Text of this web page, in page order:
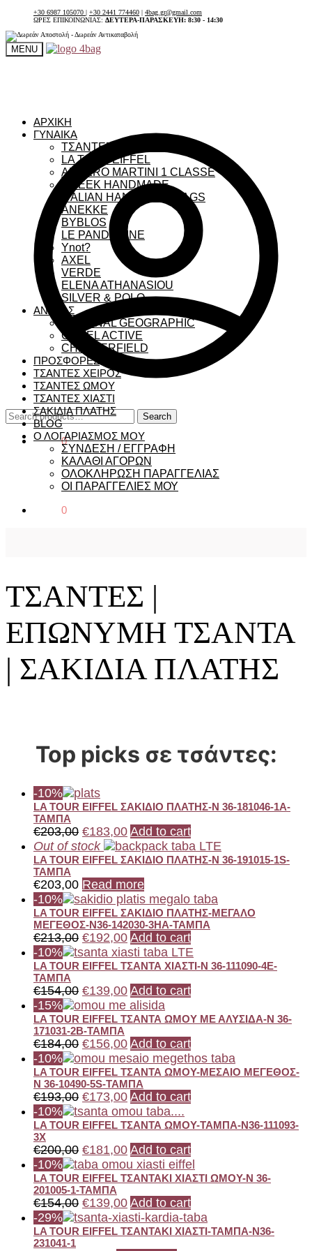
+30 6987 105070 | +30 2441 774460 | 4bag.gr@gmail.com
ΩΡΕΣ ΕΠΙΚΟΙΝΩΝΙΑΣ: ΔΕΥΤΕΡΑ-ΠΑΡΑΣΚΕΥΗ: 8:30 - 14:30
MENU
Search
for:
Search
€0,00 0
ΑΡΧΙΚΗ
ΓΥΝΑΙΚΑ
ΤΣΑΝΤΕΣ ΓΥΝΑΙΚΕΙΕΣ
LA TOUR EIFFEL
ALVIERO MARTINI 1 CLASSE
GREEK HANDMADE
ITALIAN HANDMADE BAGS
ANEKKE
BYBLOS
LE PANDORINE
Ynot?
AXEL
VERDE
ELENA ATHANASIOU
SILVER & POLO
ΑΝΔΡΑΣ
NATIONAL GEOGRAPHIC
CAMEL ACTIVE
CHESTERFIELD
ΠΡΟΣΦΟΡΕΣ
ΤΣΑΝΤΕΣ ΧΕΙΡΟΣ
ΤΣΑΝΤΕΣ ΩΜΟΥ
ΤΣΑΝΤΕΣ ΧΙΑΣΤΙ
ΣΑΚΙΔΙΑ ΠΛΑΤΗΣ
BLOG
Ο ΛΟΓΑΡΙΑΣΜΟΣ ΜΟΥ
ΣΥΝΔΕΣΗ / ΕΓΓΡΑΦΗ
ΚΑΛΑΘΙ ΑΓΟΡΩΝ
ΟΛΟΚΛΗΡΩΣΗ ΠΑΡΑΓΓΕΛΙΑΣ
ΟΙ ΠΑΡΑΓΓΕΛΙΕΣ ΜΟΥ
0
ΤΣΑΝΤΕΣ |
ΕΠΩΝΥΜΗ ΤΣΑΝΤΑ
| ΣΑΚΙΔΙΑ ΠΛΑΤΗΣ
Top picks σε τσάντες:
-10%
LA TOUR EIFFEL ΣΑΚΙΔΙΟ ΠΛΑΤΗΣ-N 36-181046-1A-
ΤΑΜΠΑ
€203,00 €183,00 Add to cart
Out of stock
LA TOUR EIFFEL ΣΑΚΙΔΙΟ ΠΛΑΤΗΣ-N 36-191015-1S-
ΤΑΜΠΑ
€203,00 Read more
-10%
LA TOUR EIFFEL ΣΑΚΙΔΙΟ ΠΛΑΤΗΣ-ΜΕΓΑΛΟ
ΜΕΓΕΘΟΣ-Ν36-142030-3HA-ΤΑΜΠΑ
€213,00 €192,00 Add to cart
-10%
LA TOUR EIFFEL ΤΣΑΝΤΑ ΧΙΑΣΤΙ-N 36-111090-4E-
ΤΑΜΠΑ
€154,00 €139,00 Add to cart
-15%
LA TOUR EIFFEL ΤΣΑΝΤΑ ΩΜΟΥ ΜΕ ΑΛΥΣΙΔΑ-N 36-
171031-2B-ΤΑΜΠΑ
€184,00 €156,00 Add to cart
-10%
LA TOUR EIFFEL ΤΣΑΝΤΑ ΩΜΟΥ-ΜΕΣΑΙΟ ΜΕΓΕΘΟΣ-
N 36-10490-5S-ΤΑΜΠΑ
€193,00 €173,00 Add to cart
-10%
LA TOUR EIFFEL ΤΣΑΝΤΑ ΩΜΟΥ-ΤΑΜΠΑ-N36-111093-
3X
€200,00 €181,00 Add to cart
-10%
LA TOUR EIFFEL ΤΣΑΝΤΑΚΙ ΧΙΑΣΤΙ ΩΜΟΥ-Ν 36-
201005-1-ΤΑΜΠΑ
€154,00 €139,00 Add to cart
-29%
LA TOUR EIFFEL ΤΣΑΝΤΑΚΙ ΧΙΑΣΤΙ-ΤΑΜΠΑ-N36-
231041-1